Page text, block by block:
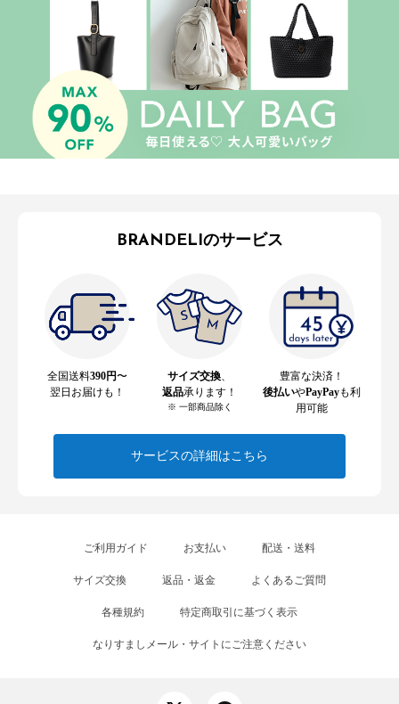
BRANDELIのサービス
全国送料390円〜
翌日お届けも！
サイズ交換、
返品承ります！
※ 一部商品除く
豊富な決済！
後払いやPayPayも利
用可能
サービスの詳細はこちら
ご利用ガイド お支払い 配送・送料
サイズ交換 返品・返金 よくあるご質問
各種規約 特定商取引に基づく表示
なりすましメール・サイトにご注意ください